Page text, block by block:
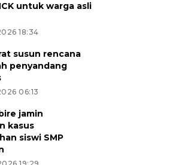
untuk warga asli
18:34
susun rencana
penyandang
06:13
jamin
kasus
siswi SMP